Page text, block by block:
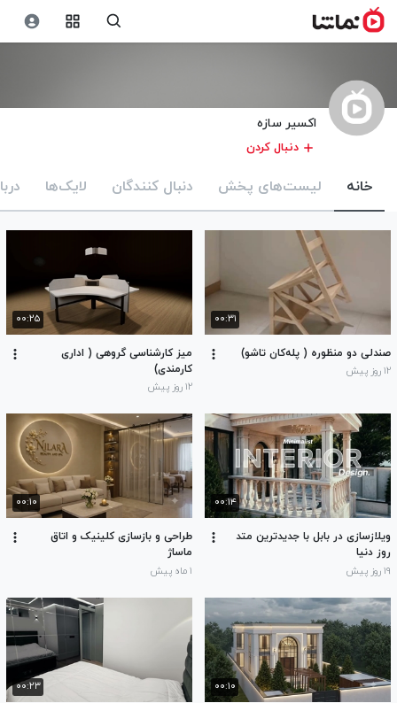
اکسیر سازه
دنبال کردن
خانه لیست‌های پخش دنبال کنندگان لایک‌ها
۰۰:۳۱
صندلی دو منظوره ( پله‌کان تاشو)
۱۲ روز پیش
۰۰:۲۵
میز کارشناسی گروهی ( اداری
کارمندی)
۱۲ روز پیش
۰۰:۱۴
ویلازسازی در بابل با جدیدترین متد
روز دنیا
۱۹ روز پیش
۰۰:۱۰
طراحی و بازسازی کلینیک و اتاق
ماساژ
۱ ماه پیش
۰۰:۱۰ ۰۰:۲۳